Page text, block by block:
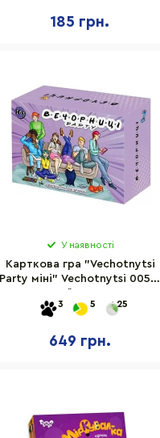
185 грн.
У наявності
Карткова гра "Vechotnytsi
Party міні" Vechotnytsi 0058-
3 5 25
649 грн.